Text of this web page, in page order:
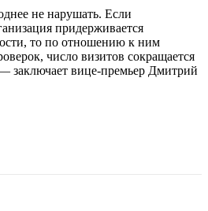
не нарушать. Если
придерживается
то по отношению к ним
число визитов сокращается
заключает вице-премьер Дмитрий